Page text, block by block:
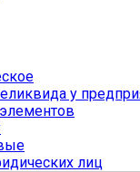
у
лиц